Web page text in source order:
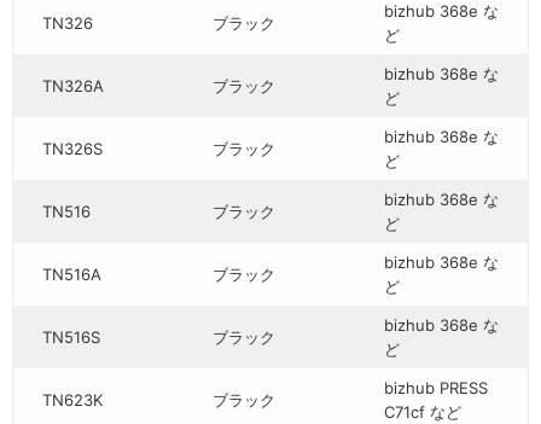
TN326 ブラック
bizhub 368e な
ど
TN326A ブラック
bizhub 368e な
ど
TN326S ブラック
bizhub 368e な
ど
TN516 ブラック
bizhub 368e な
ど
TN516A ブラック
bizhub 368e な
ど
TN516S ブラック
bizhub 368e な
ど
TN623K ブラック
bizhub PRESS
C71cf など